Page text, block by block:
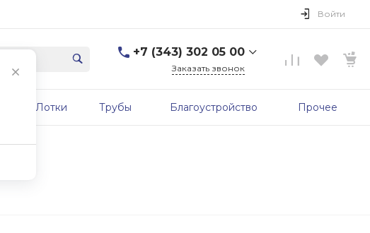
Войти
+7 (343) 302 05 00
г. Екатеринбург, ул.
Заказать звонок
Лотки Трубы Благоустройство Прочее